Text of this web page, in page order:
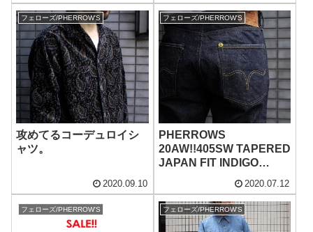
フェローズ/PHERROW'S
攻めてるコーデュロイシ
ャツ。
2020.09.10
フェローズ/PHERROW'S
PHERROWS
20AW!!405SW TAPERED
JAPAN FIT INDIGO
2020.07.12
フェローズ/PHERROW'S フェローズ/PHERROW'S